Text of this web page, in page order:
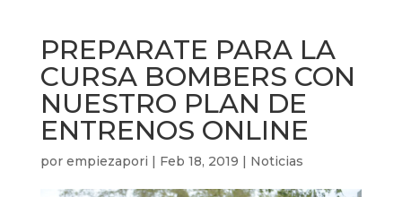
PREPARATE PARA LA
CURSA BOMBERS CON
NUESTRO PLAN DE
ENTRENOS ONLINE
por empiezapori | Feb 18, 2019 | Noticias